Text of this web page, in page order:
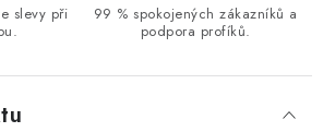
slevy při
99 % spokojených zákazníků a
podpora profíků.